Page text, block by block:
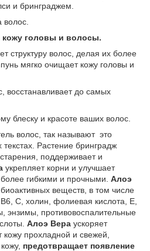
и бринграджем.
головы и волосы.
структуру волос, делая их более
мягко очищает кожу головы и
восстанавливает до самых
блеску и красоте ваших волос.
волос, так называют это
Растение бринградж
поддерживает и
укрепляет корни и улучшает
гибкими и прочными. Алоэ
веществ, в том числе
С, холин, фолиевая кислота, Е,
энзимы, противовоспалительные
Алоэ Вера ускоряет
прохладной и свежей,
предотвращает появление